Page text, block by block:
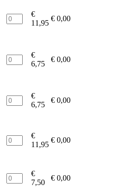
€
11,95
€ 0,00
€
6,75
€ 0,00
€
6,75
€ 0,00
€
11,95
€ 0,00
€
7,50
€ 0,00